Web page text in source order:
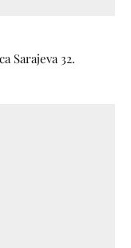
Sarajeva 32.